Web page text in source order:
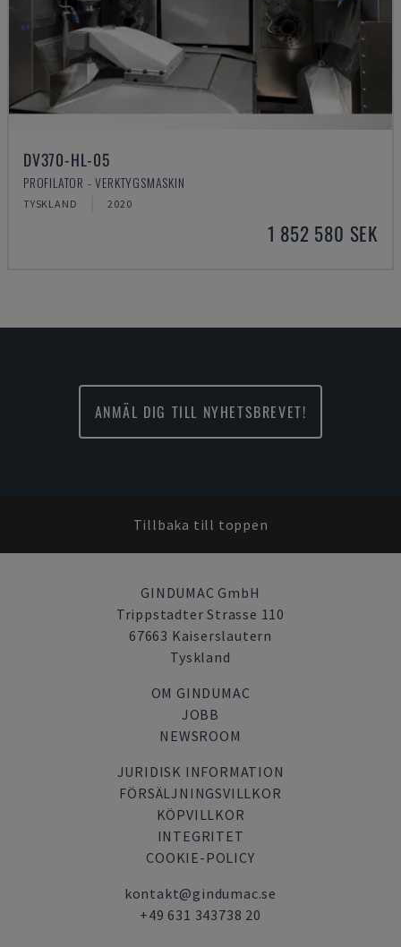
DV370-HL-05
PROFILATOR - VERKTYGSMASKIN
TYSKLAND 2020
1 852 580 SEK
ANMÄL DIG TILL NYHETSBREVET!
Tillbaka till toppen
GINDUMAC GmbH
Trippstadter Strasse 110
67663 Kaiserslautern
Tyskland
OM GINDUMAC
JOBB
NEWSROOM
JURIDISK INFORMATION
FÖRSÄLJNINGSVILLKOR
KÖPVILLKOR
INTEGRITET
COOKIE-POLICY
kontakt@gindumac.se
+49 631 343738 20